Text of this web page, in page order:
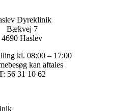
Dyreklinik
Bækvej 7
4690 Haslev
kl. 08:00 – 17:00
kan aftales
56 31 10 62